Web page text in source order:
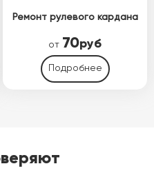
Ремонт рулевого кардана
от 70руб
Подробнее